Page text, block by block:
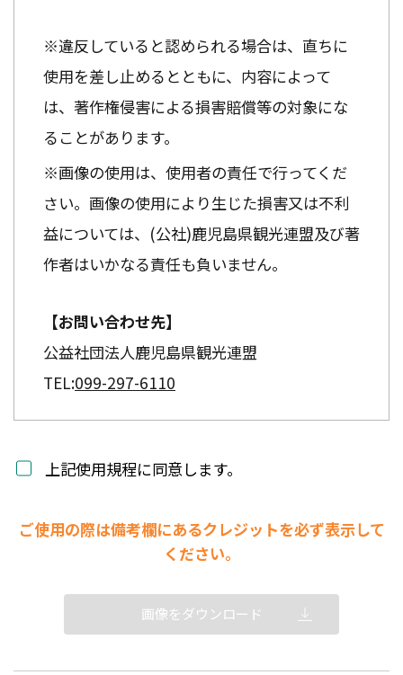
※違反していると認められる場合は、直ちに
使用を差し止めるとともに、内容によって
は、著作権侵害による損害賠償等の対象にな
ることがあります。
※画像の使用は、使用者の責任で行ってくだ
さい。画像の使用により生じた損害又は不利
益については、(公社)鹿児島県観光連盟及び著
作者はいかなる責任も負いません。
【お問い合わせ先】
公益社団法人鹿児島県観光連盟
TEL:099-297-6110
上記使用規程に同意します。
ご使用の際は備考欄にあるクレジットを必ず表示して
ください。
画像をダウンロード